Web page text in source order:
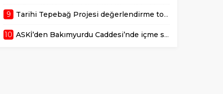
9 Tarihi Tepebağ Projesi değerlendirme toplantısı gerçekleştirildi
10 ASKİ’den Bakımyurdu Caddesi’nde içme suyu altyapısına güçlü yatırım